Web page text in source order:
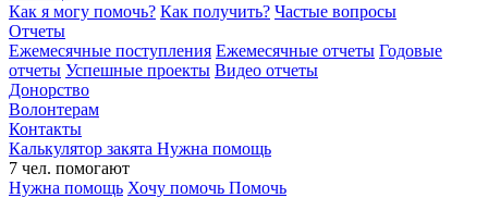
Как я могу помочь? Как получить? Частые вопросы
Отчеты
Ежемесячные поступления Ежемесячные отчеты Годовые
отчеты Успешные проекты Видео отчеты
Донорство
Волонтерам
Контакты
Калькулятор закята Нужна помощь
7 чел. помогают
Нужна помощь Хочу помочь Помочь